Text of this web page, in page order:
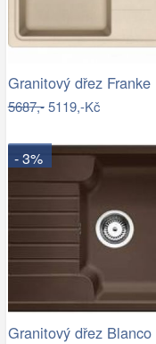
5687,-5119,-Kč
- 3%